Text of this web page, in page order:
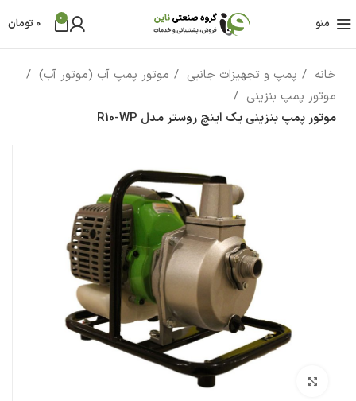
منو 0
0 تومان
خانه پمپ و تجهیزات جانبی
موتور پمپ آب (موتور آب)
موتور پمپ بنزینی
موتور پمپ بنزینی یک اینچ روستر مدل R10-WP